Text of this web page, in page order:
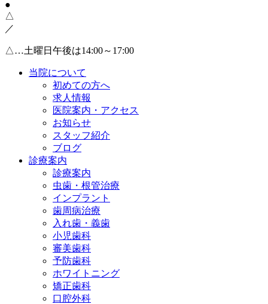
●
△
／
△…土曜日午後は14:00～17:00
当院について
初めての方へ
求人情報
医院案内・アクセス
お知らせ
スタッフ紹介
ブログ
診療案内
診療案内
虫歯・根管治療
インプラント
歯周病治療
入れ歯・義歯
小児歯科
審美歯科
予防歯科
ホワイトニング
矯正歯科
口腔外科